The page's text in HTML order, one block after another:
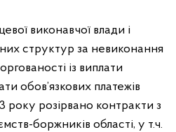
виконавчої влади і
структур за невиконання
із виплати
обов’язкових платежів
року розірвано контракти з
боржників області, у т.ч.